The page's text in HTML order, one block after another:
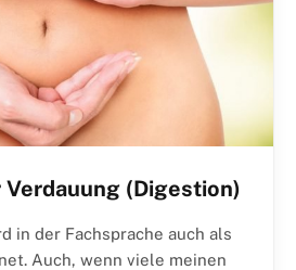
(Digestion)
in der Fachsprache auch als
Auch, wenn viele meinen